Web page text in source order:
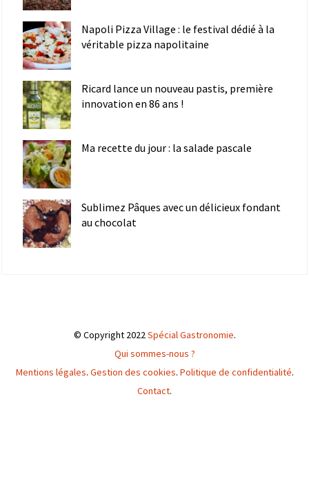
Napoli Pizza Village : le festival dédié à la
véritable pizza napolitaine
Ricard lance un nouveau pastis, première
innovation en 86 ans !
Ma recette du jour : la salade pascale
Sublimez Pâques avec un délicieux fondant
au chocolat
© Copyright 2022Spécial Gastronomie.
Qui sommes-nous ?
Mentions légales. Gestion des cookies. Politique de confidentialité.
Contact.